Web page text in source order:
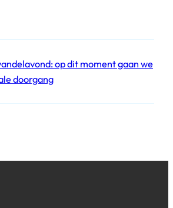
op dit moment gaan we
doorgang